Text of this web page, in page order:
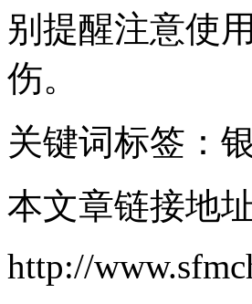
别提醒注意使
伤。
关键词标签：
本文章链接地
http://